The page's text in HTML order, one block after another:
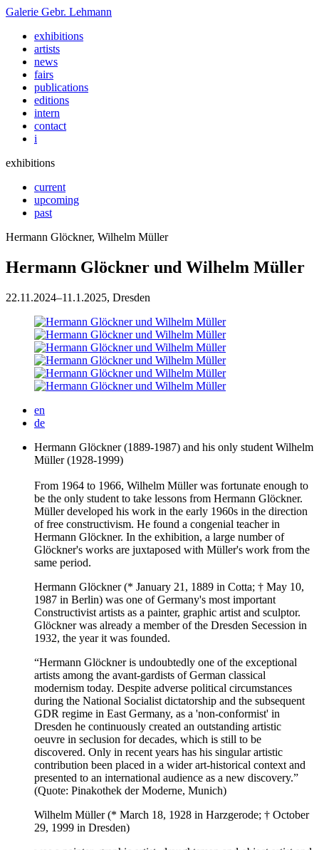
Galerie Gebr. Lehmann
exhibitions
artists
news
fairs
publications
editions
intern
contact
i
exhibitions
current
upcoming
past
Hermann Glöckner, Wilhelm Müller
Hermann Glöckner und Wilhelm Müller
22.11 .2024–11 .1 .2025, Dresden
en
de
Hermann Glöckner (1889-1987) and his only student Wilhelm
Müller (1928-1999)
From 1964 to 1966, Wilhelm Müller was fortunate enough to
be the only student to take lessons from Hermann Glöckner.
Müller developed his work in the early 1960s in the direction
of free constructivism. He found a congenial teacher in
Hermann Glöckner. In the exhibition, a large number of
Glöckner's works are juxtaposed with Müller's work from the
same period.
Hermann Glöckner (* January 21 , 1889 in Cotta; † May 10,
1987 in Berlin) was one of Germany's most important
Constructivist artists as a painter, graphic artist and sculptor.
Glöckner was already a member of the Dresden Secession in
1932, the year it was founded.
“Hermann Glöckner is undoubtedly one of the exceptional
artists among the avant-gardists of German classical
modernism today. Despite adverse political circumstances
during the National Socialist dictatorship and the subsequent
GDR regime in East Germany, as a 'non-conformist' in
Dresden he continuously created an outstanding artistic
oeuvre in seclusion for decades, which is still to be
discovered. Only in recent years has his singular artistic
contribution been placed in a wider art-historical context and
presented to an international audience as a new discovery.”
(Quote: Pinakothek der Moderne, Munich)
Wilhelm Müller (* March 18, 1928 in Harzgerode; † October
29, 1999 in Dresden)